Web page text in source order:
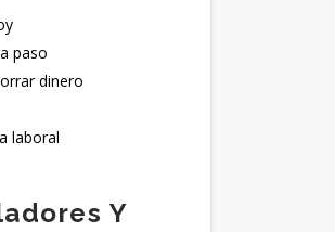
paso
dinero
laboral
Y